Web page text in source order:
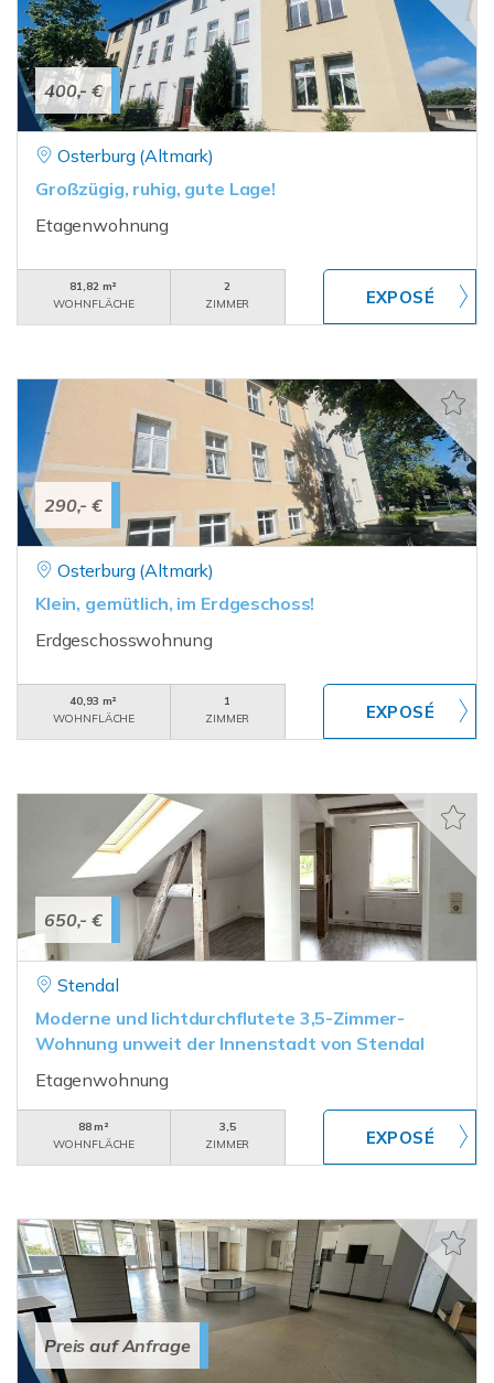
400,- €
Osterburg (Altmark)
Großzügig, ruhig, gute Lage!
Etagenwohnung
81,82 m²
WOHNFLÄCHE
2
ZIMMER
290,- €
Osterburg (Altmark)
Klein, gemütlich, im Erdgeschoss!
Erdgeschosswohnung
40,93 m²
WOHNFLÄCHE
1
ZIMMER
650,- €
Stendal
Moderne und lichtdurchflutete 3,5-Zimmer-
Wohnung unweit der Innenstadt von Stendal
Etagenwohnung
88 m²
WOHNFLÄCHE
3,5
ZIMMER
Preis auf Anfrage